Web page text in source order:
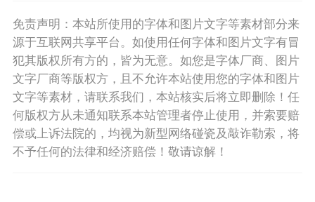
免责声明：本站所使用的字体和图片文字等素材部分来
源于互联网共享平台。如使用任何字体和图片文字有冒
犯其版权所有方的，皆为无意。如您是字体厂商、图片
文字厂商等版权方，且不允许本站使用您的字体和图片
文字等素材，请联系我们，本站核实后将立即删除！任
何版权方从未通知联系本站管理者停止使用，并索要赔
偿或上诉法院的，均视为新型网络碰瓷及敲诈勒索，将
不予任何的法律和经济赔偿！敬请谅解！